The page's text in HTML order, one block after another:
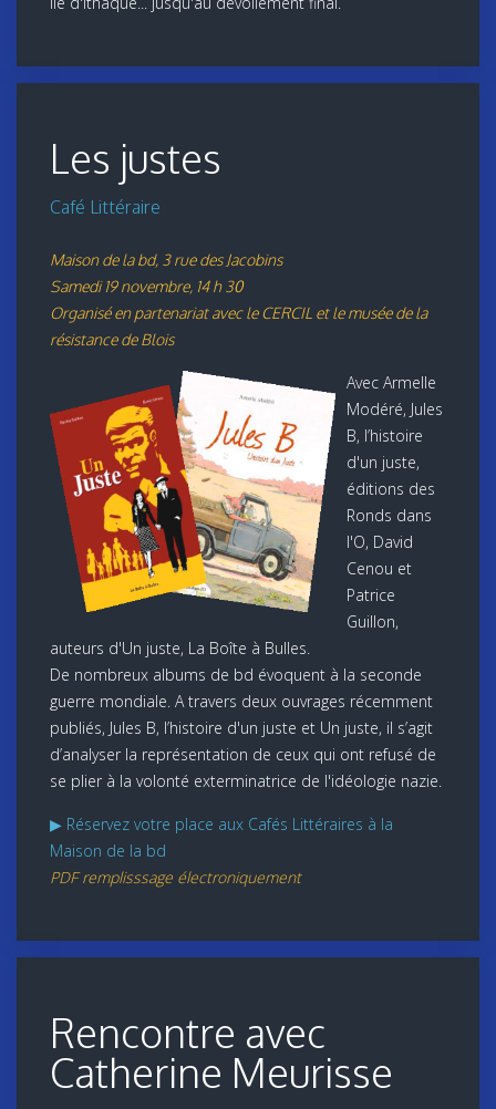
Les justes
Café Littéraire
Maison de la bd, 3 rue des Jacobins
Samedi 19 novembre, 14 h 30
Organisé en partenariat avec le CERCIL et le musée de la
résistance de Blois
Avec Armelle
Modéré, Jules
B, l’histoire
d'un juste,
éditions des
Ronds dans
l'O, David
Cenou et
Patrice
Guillon,
auteurs d'Un juste, La Boîte à Bulles.
De nombreux albums de bd évoquent à la seconde
guerre mondiale. A travers deux ouvrages récemment
publiés, Jules B, l’histoire d'un juste et Un juste, il s’agit
d’analyser la représentation de ceux qui ont refusé de
se plier à la volonté exterminatrice de l'idéologie nazie.
▶ Réservez votre place aux Cafés Littéraires à la
Maison de la bd
PDF remplisssage électroniquement
Rencontre avec
Catherine Meurisse